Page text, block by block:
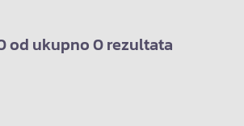
od ukupno 0 rezultata